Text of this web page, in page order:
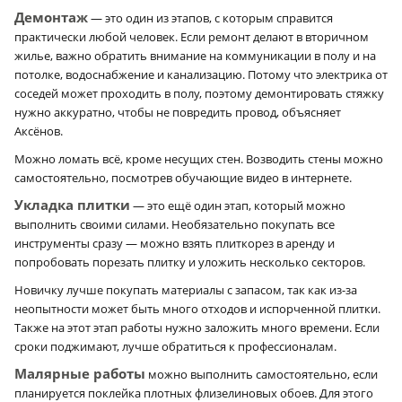
Демонтаж— это один из этапов, с которым справится
практически любой человек. Если ремонт делают в вторичном
жилье, важно обратить внимание на коммуникации в полу и на
потолке, водоснабжение и канализацию. Потому что электрика от
соседей может проходить в полу, поэтому демонтировать стяжку
нужно аккуратно, чтобы не повредить провод, объясняет
Аксёнов.
Можно ломать всё, кроме несущих стен. Возводить стены можно
самостоятельно, посмотрев обучающие видео в интернете.
Укладка плитки — это ещё один этап, который можно
выполнить своими силами. Необязательно покупать все
инструменты сразу — можно взять плиткорез в аренду и
попробовать порезать плитку и уложить несколько секторов.
Новичку лучше покупать материалы с запасом, так как из-за
неопытности может быть много отходов и испорченной плитки.
Также на этот этап работы нужно заложить много времени. Если
сроки поджимают, лучше обратиться к профессионалам.
Малярные работы можно выполнить самостоятельно, если
планируется поклейка плотных флизелиновых обоев. Для этого